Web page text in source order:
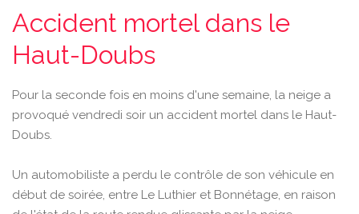
Accident mortel dans le
Haut-Doubs
Pour la seconde fois en moins d'une semaine, la neige a
provoqué vendredi soir un accident mortel dans le Haut-
Doubs.
Un automobiliste a perdu le contrôle de son véhicule en
début de soirée, entre Le Luthier et Bonnétage, en raison